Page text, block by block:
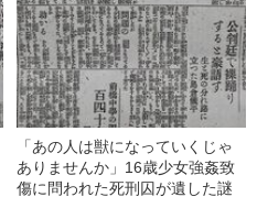
「あの人は獣になっていくじゃ
ありませんか」16歳少女強姦致
傷に問われた死刑囚が遺した謎